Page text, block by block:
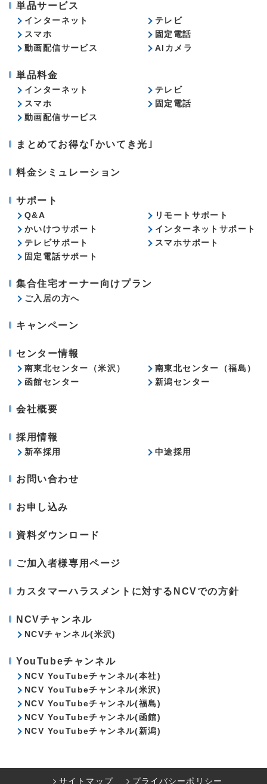
単品サービス
インターネット
テレビ
スマホ
固定電話
動画配信サービス
AIカメラ
単品料金
インターネット
テレビ
スマホ
固定電話
動画配信サービス
まとめてお得な｢かいてき光｣
料金シミュレーション
サポート
Q&A
リモートサポート
かいけつサポート
インターネットサポート
テレビサポート
スマホサポート
固定電話サポート
集合住宅オーナー向けプラン
ご入居の方へ
キャンペーン
センター情報
南東北センター（米沢）
南東北センター（福島）
函館センター
新潟センター
会社概要
採用情報
新卒採用 中途採用
お問い合わせ
お申し込み
資料ダウンロード
ご加入者様専用ページ
カスタマーハラスメントに対するNCVでの方針
NCVチャンネル
NCVチャンネル(米沢)
YouTubeチャンネル
NCV YouTubeチャンネル(本社)
NCV YouTubeチャンネル(米沢)
NCV YouTubeチャンネル(福島)
NCV YouTubeチャンネル(函館)
NCV YouTubeチャンネル(新潟)
サイトマップ プライバシーポリシー